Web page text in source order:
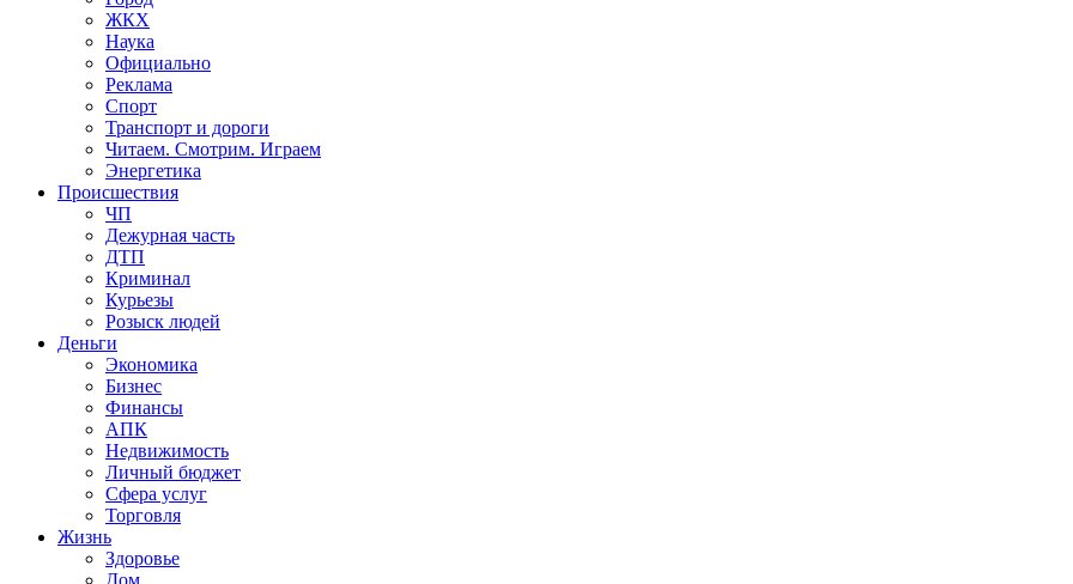
ЖКХ
Наука
Официально
Реклама
Спорт
Транспорт и дороги
Читаем. Смотрим. Играем
Энергетика
Происшествия
ЧП
Дежурная часть
ДТП
Криминал
Курьезы
Розыск людей
Деньги
Экономика
Бизнес
Финансы
АПК
Недвижимость
Личный бюджет
Сфера услуг
Торговля
Жизнь
Здоровье
Дом